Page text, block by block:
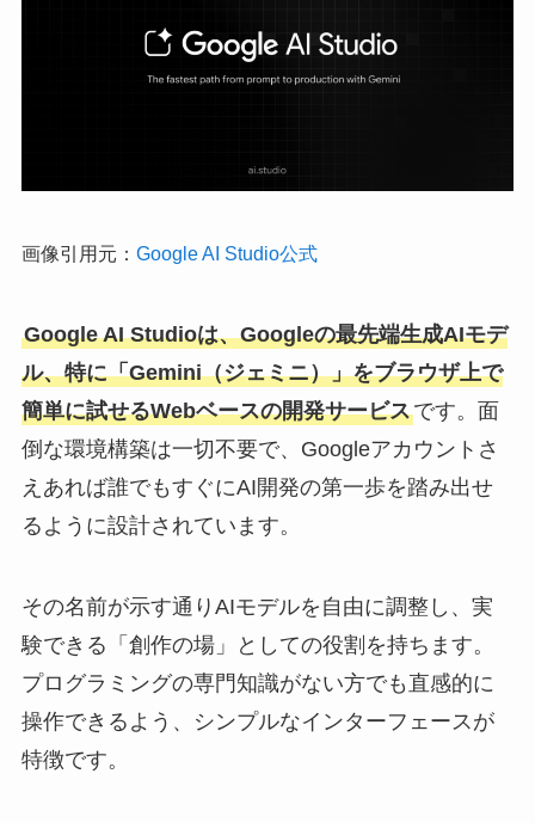
画像引用元： Google AI Studio公式
Google AI Studioは、Googleの最先端生成AIモデ
ル、特に「Gemini（ジェミニ）」をブラウザ上で
簡単に試せるWebベースの開発サービスです。面
倒な環境構築は一切不要で、Googleアカウントさ
えあれば誰でもすぐにAI開発の第一歩を踏み出せ
るように設計されています。
その名前が示す通りAIモデルを自由に調整し、実
験できる「創作の場」としての役割を持ちます。
プログラミングの専門知識がない方でも直感的に
操作できるよう、シンプルなインターフェースが
特徴です。